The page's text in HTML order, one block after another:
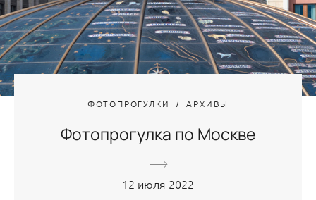
ФОТОПРОГУЛКИ АРХИВЫ
Фотопрогулка по Москве
12 июля 2022